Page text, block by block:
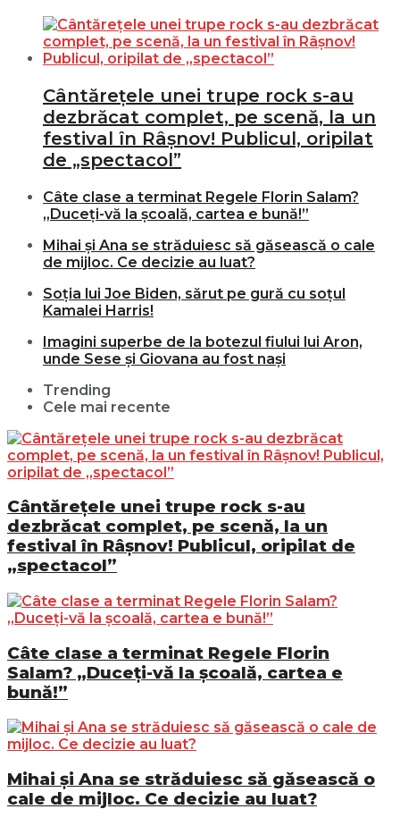
Cântărețele unei trupe rock s-au
dezbrăcat complet, pe scenă, la un
festival în Râșnov! Publicul, oripilat
de „spectacol”
Câte clase a terminat Regele Florin Salam?
„Duceți-vă la școală, cartea e bună!”
Mihai și Ana se străduiesc să găsească o cale
de mijloc. Ce decizie au luat?
Soția lui Joe Biden, sărut pe gură cu soțul
Kamalei Harris!
Imagini superbe de la botezul fiului lui Aron,
unde Sese și Giovana au fost nași
Trending
Cele mai recente
Cântărețele unei trupe rock s-au
dezbrăcat complet, pe scenă, la un
festival în Râșnov! Publicul, oripilat de
„spectacol”
Câte clase a terminat Regele Florin
Salam? „Duceți-vă la școală, cartea e
bună!”
Mihai și Ana se străduiesc să găsească o
cale de mijloc. Ce decizie au luat?